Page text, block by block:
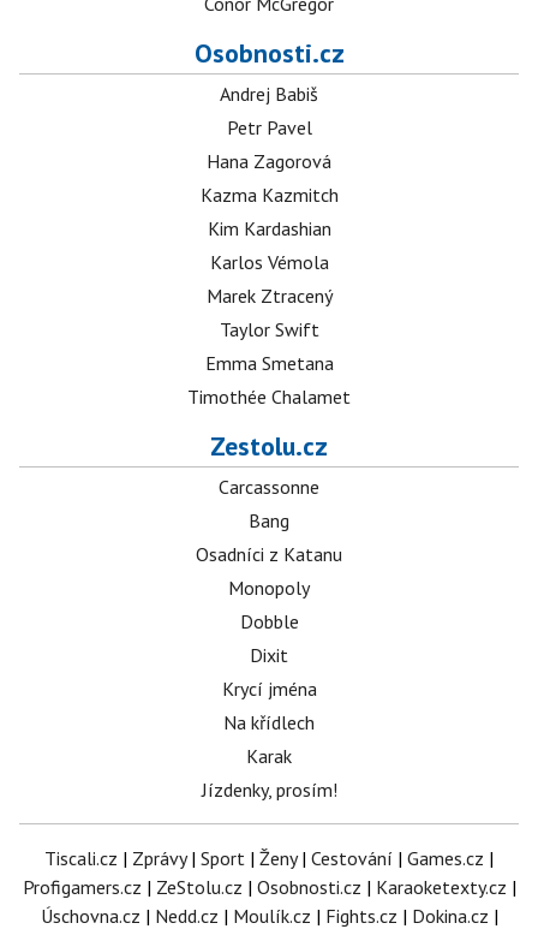
Osobnosti.cz
Andrej Babiš
Petr Pavel
Hana Zagorová
Kazma Kazmitch
Kim Kardashian
Karlos Vémola
Marek Ztracený
Taylor Swift
Emma Smetana
Timothée Chalamet
Zestolu.cz
Carcassonne
Bang
Osadníci z Katanu
Monopoly
Dobble
Dixit
Krycí jména
Na křídlech
Karak
Jízdenky, prosím!
Tiscali.cz | Zprávy| Sport | Ženy| Cestování | Games.cz |
Profigamers.cz | ZeStolu.cz | Osobnosti.cz | Karaoketexty.cz |
Úschovna.cz | Nedd.cz | Moulík.cz | Fights.cz | Dokina.cz |